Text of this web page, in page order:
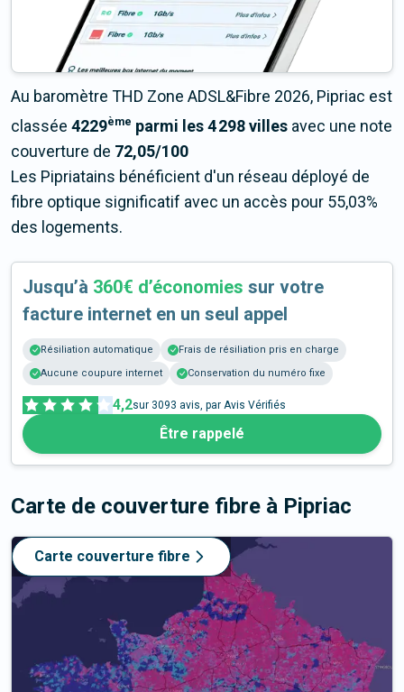
Au baromètre THD Zone ADSL&Fibre 2026, Pipriac est
classée 4229ème parmi les 4 298 villes avec une note
couverture de 72,05/100
Les Pipriatains bénéficient d'un réseau déployé de
fibre optique significatif avec un accès pour 55,03%
des logements.
Jusqu’à 360€ d’économies sur votre
facture internet en un seul appel
Résiliation automatique
Frais de résiliation pris en charge
Aucune coupure internet
Conservation du numéro fixe
4,2sur 3093 avis, par Avis Vérifiés
Être rappelé
Carte de couverture fibre à Pipriac
Carte couverture fibre